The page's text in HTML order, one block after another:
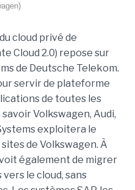
cloud privé de
Cloud 2.0) repose sur
de Deutsche Telekom.
servir de plateforme
de toutes les
Volkswagen, Audi,
exploitera le
de Volkswagen. À
également de migrer
le cloud, sans